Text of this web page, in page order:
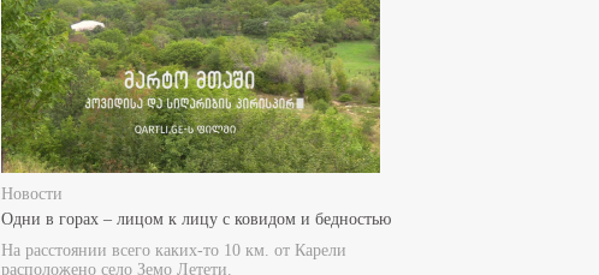
Новости
Одни в горах – лицом к лицу с ковидом и бедностью
На расстоянии всего каких-то 10 км. от Карели
расположено село Земо Летети.